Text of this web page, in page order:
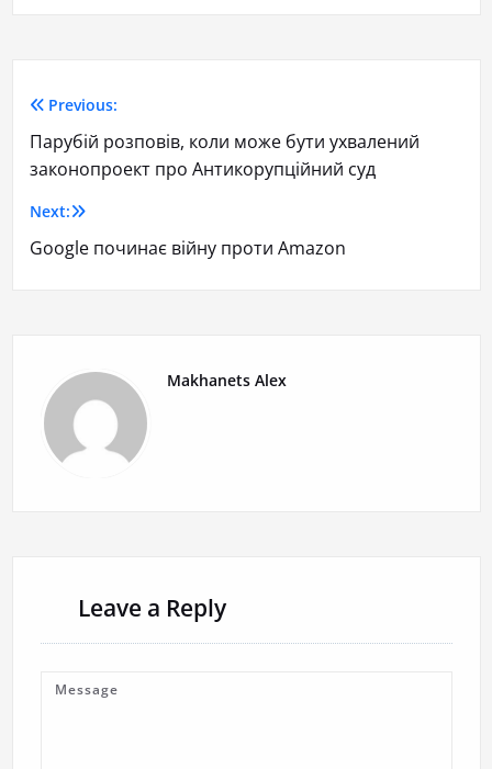
Previous:
Парубій розповів, коли може бути ухвалений
законопроект про Антикорупційний суд
Next:
Google починає війну проти Amazon
Makhanets Alex
Leave a Reply